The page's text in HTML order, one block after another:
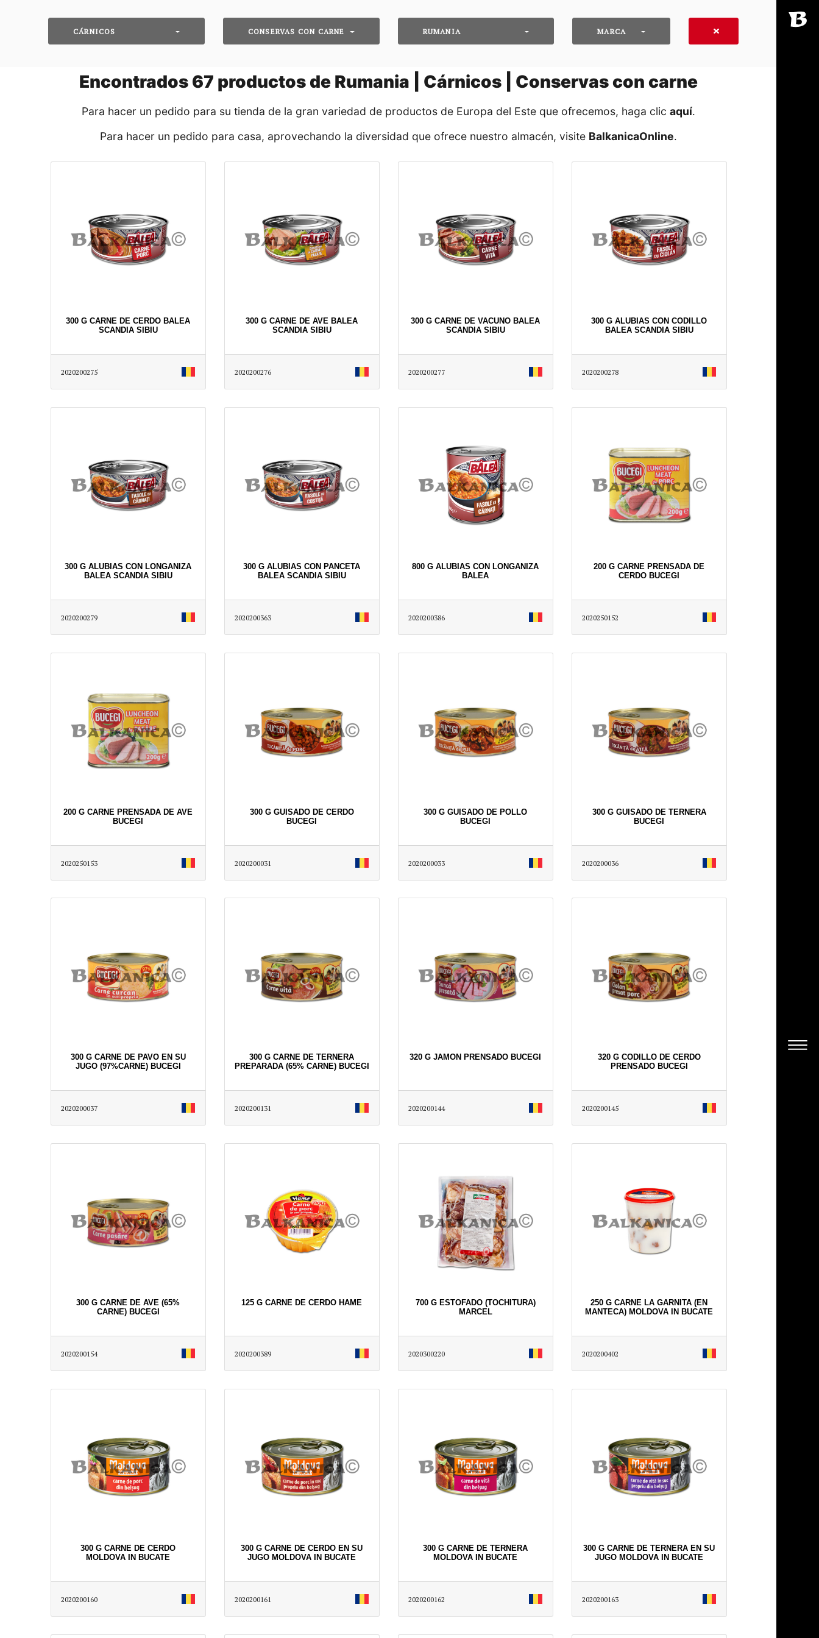
CÁRNICOS CONSERVAS CON CARNE RUMANIA MARCA
Encontrados 67 productos de Rumania | Cárnicos | Conservas con carne
Para hacer un pedido para su tienda de la gran variedad de productos de Europa del Este que ofrecemos, haga clic aquí․
Para hacer un pedido para casa, aprovechando la diversidad que ofrece nuestro almacén, visite BalkanicaOnline․
300 G CARNE DE CERDO BALEA
SCANDIA SIBIU
2020200275
300 G CARNE DE AVE BALEA
SCANDIA SIBIU
2020200276
300 G CARNE DE VACUNO BALEA
SCANDIA SIBIU
2020200277
300 G ALUBIAS CON CODILLO
BALEA SCANDIA SIBIU
2020200278
300 G ALUBIAS CON LONGANIZA
BALEA SCANDIA SIBIU
2020200279
300 G ALUBIAS CON PANCETA
BALEA SCANDIA SIBIU
2020200363
800 G ALUBIAS CON LONGANIZA
BALEA
2020200386
200 G CARNE PRENSADA DE
CERDO BUCEGI
2020250152
200 G CARNE PRENSADA DE AVE
BUCEGI
2020250153
300 G GUISADO DE CERDO
BUCEGI
2020200031
300 G GUISADO DE POLLO
BUCEGI
2020200033
300 G GUISADO DE TERNERA
BUCEGI
2020200036
300 G CARNE DE PAVO EN SU
JUGO (97%CARNE) BUCEGI
2020200037
300 G CARNE DE TERNERA
PREPARADA (65% CARNE) BUCEGI
2020200131
320 G JAMON PRENSADO BUCEGI
2020200144
320 G CODILLO DE CERDO
PRENSADO BUCEGI
2020200145
300 G CARNE DE AVE (65%
CARNE) BUCEGI
2020200154
125 G CARNE DE CERDO HAME
2020200389
700 G ESTOFADO (TOCHITURA)
MARCEL
2020300220
250 G CARNE LA GARNITA (EN
MANTECA) MOLDOVA IN BUCATE
2020200402
300 G CARNE DE CERDO
MOLDOVA IN BUCATE
2020200160
300 G CARNE DE CERDO EN SU
JUGO MOLDOVA IN BUCATE
2020200161
300 G CARNE DE TERNERA
MOLDOVA IN BUCATE
2020200162
300 G CARNE DE TERNERA EN SU
JUGO MOLDOVA IN BUCATE
2020200163